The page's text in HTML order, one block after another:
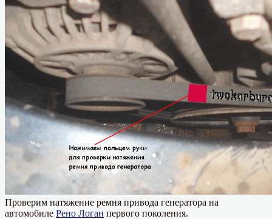
Проверим натяжение ремня привода генератора на
автомобиле Рено Логан первого поколения.